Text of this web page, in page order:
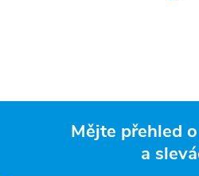
Mějte přehled
a